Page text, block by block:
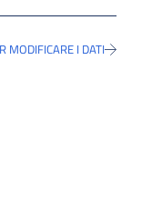
MODIFICARE I DATI